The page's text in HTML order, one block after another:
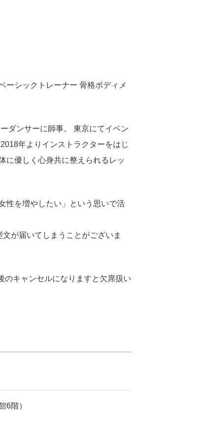
シックトレーナー 骨格ボディメ
ダンサーに師事。 東京にてイベン
年よりインストラクターをはじ
に優しく心身共に整えられるレッ
性を増やしたい」という思いで活
が届いてしまうことがございま
キャンセルになりますと欠席扱い
6階）